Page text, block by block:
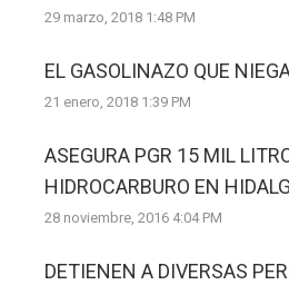
29 marzo, 2018 1:48 PM
EL GASOLINAZO QUE
21 enero, 2018 1:39 PM
ASEGURA PGR 15 MIL
HIDROCARBURO EN
28 noviembre, 2016 4:04 PM
DETIENEN A DIVERSAS